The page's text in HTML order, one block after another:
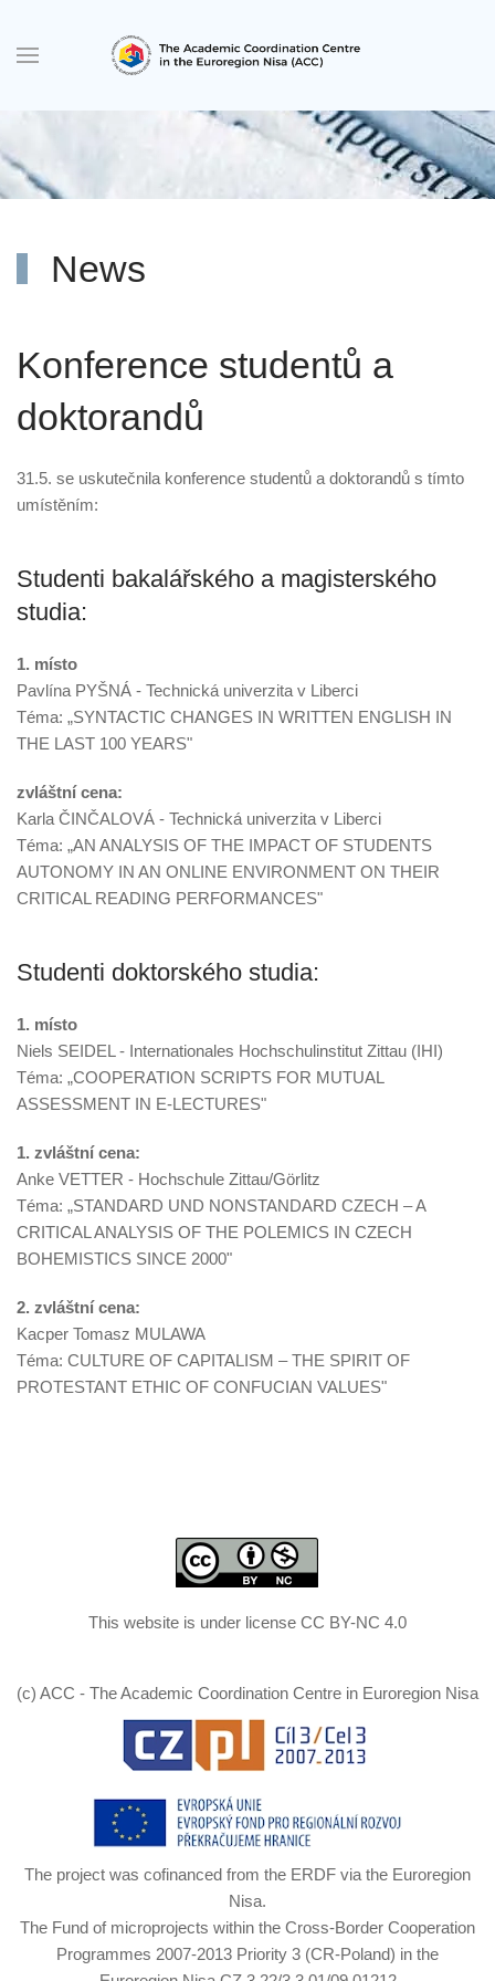
Skip to main content
News
Konference studentů a
doktorandů
31.5. se uskutečnila konference studentů a doktorandů s tímto
umístěním:
Studenti bakalářského a magisterského
studia:
1. místo
Pavlína PYŠNÁ - Technická univerzita v Liberci
Téma: „SYNTACTIC CHANGES IN WRITTEN ENGLISH IN
THE LAST 100 YEARS"
zvláštní cena:
Karla ČINČALOVÁ - Technická univerzita v Liberci
Téma: „AN ANALYSIS OF THE IMPACT OF STUDENTS
AUTONOMY IN AN ONLINE ENVIRONMENT ON THEIR
CRITICAL READING PERFORMANCES"
Studenti doktorského studia:
1. místo
Niels SEIDEL - Internationales Hochschulinstitut Zittau (IHI)
Téma: „COOPERATION SCRIPTS FOR MUTUAL
ASSESSMENT IN E-LECTURES"
1. zvláštní cena:
Anke VETTER - Hochschule Zittau/Görlitz
Téma: „STANDARD UND NONSTANDARD CZECH – A
CRITICAL ANALYSIS OF THE POLEMICS IN CZECH
BOHEMISTICS SINCE 2000"
2. zvláštní cena:
Kacper Tomasz MULAWA
Téma: CULTURE OF CAPITALISM – THE SPIRIT OF
PROTESTANT ETHIC OF CONFUCIAN VALUES"
This website is under license CC BY-NC 4.0
(c) ACC - The Academic Coordination Centre in Euroregion Nisa
The project was cofinanced from the ERDF via the Euroregion
Nisa.
The Fund of microprojects within the Cross-Border Cooperation
Programmes 2007-2013 Priority 3 (CR-Poland) in the